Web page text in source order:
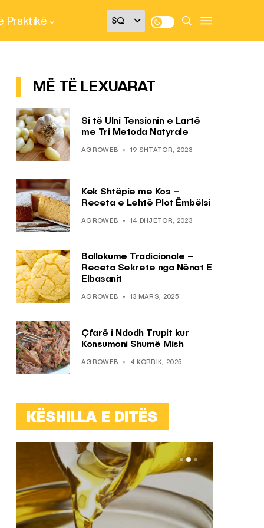
Praktikë
MË TË LEXUARAT
Si të Ulni Tensionin e Lartë
me Tri Metoda Natyrale
AGROWEB 19 SHTATOR, 2023
Kek Shtëpie me Kos –
Receta e Lehtë Plot Ëmbëlsi
AGROWEB 14 DHJETOR, 2023
Ballokume Tradicionale –
Receta Sekrete nga Nënat E
Elbasanit
AGROWEB 13 MARS, 2025
Çfarë i Ndodh Trupit kur
Konsumoni Shumë Mish
AGROWEB 4 KORRIK, 2025
KËSHILLA E DITËS